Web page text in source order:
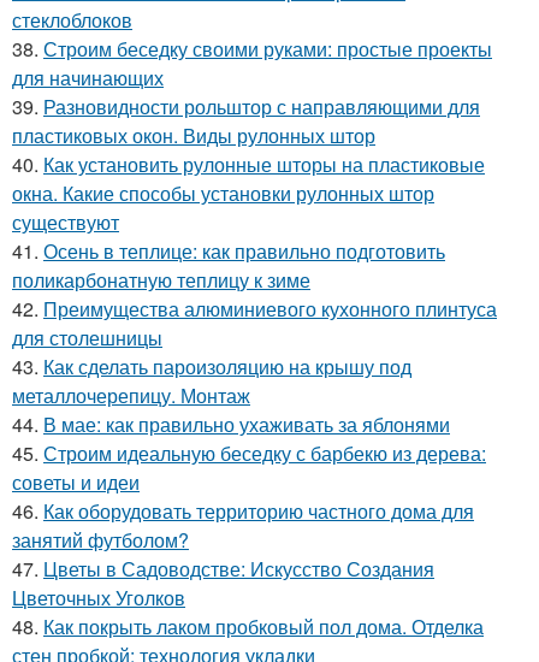
стеклоблоков
38. Строим беседку своими руками: простые проекты
для начинающих
39. Разновидности рольштор с направляющими для
пластиковых окон. Виды рулонных штор
40. Как установить рулонные шторы на пластиковые
окна. Какие способы установки рулонных штор
существуют
41. Осень в теплице: как правильно подготовить
поликарбонатную теплицу к зиме
42. Преимущества алюминиевого кухонного плинтуса
для столешницы
43. Как сделать пароизоляцию на крышу под
металлочерепицу. Монтаж
44. В мае: как правильно ухаживать за яблонями
45. Строим идеальную беседку с барбекю из дерева:
советы и идеи
46. Как оборудовать территорию частного дома для
занятий футболом?
47. Цветы в Садоводстве: Искусство Создания
Цветочных Уголков
48. Как покрыть лаком пробковый пол дома. Отделка
стен пробкой: технология укладки